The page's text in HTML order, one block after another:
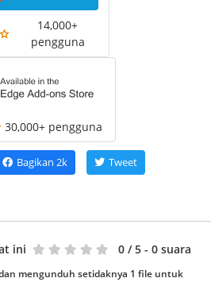
14,000+
pengguna
30,000+ pengguna
Bagikan 2k Tweet
ini 0 / 5 - 0 suara
mengunduh setidaknya 1 file untuk